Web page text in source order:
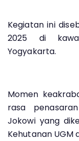
Kegiatan ini
2025 di
Yogyakarta.
Momen
rasa
Jokowi yang
Kehutanan UGM